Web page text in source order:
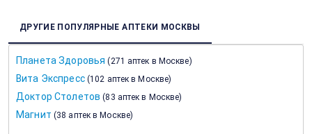
ДРУГИЕ ПОПУЛЯРНЫЕ АПТЕКИ МОСКВЫ
Планета Здоровья (271 аптек в Москве)
Вита Экспресс (102 аптек в Москве)
Доктор Столетов (83 аптек в Москве)
Магнит (38 аптек в Москве)